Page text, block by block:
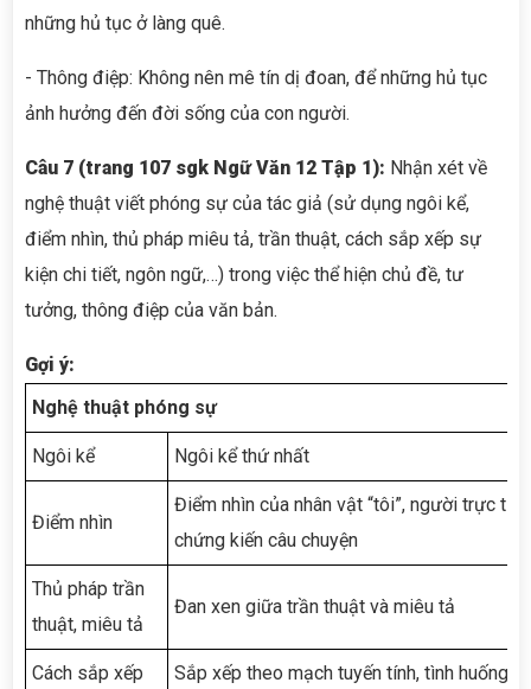
những hủ tục ở làng quê.
- Thông điệp: Không nên mê tín dị đoan, để những hủ tục
ảnh hưởng đến đời sống của con người.
Câu 7 (trang 107 sgk Ngữ Văn 12 Tập 1): Nhận xét về
nghệ thuật viết phóng sự của tác giả (sử dụng ngôi kể,
điểm nhìn, thủ pháp miêu tả, trần thuật, cách sắp xếp sự
kiện chi tiết, ngôn ngữ,…) trong việc thể hiện chủ đề, tư
tưởng, thông điệp của văn bản.
Gợi ý:
Nghệ thuật phóng sự
Ngôi kể Ngôi kể thứ nhất
Điểm nhìn
Điểm nhìn của nhân vật “tôi”, người trực tiếp
chứng kiến câu chuyện
Thủ pháp trần
thuật, miêu tả
Đan xen giữa trần thuật và miêu tả
Cách sắp xếp
Sắp xếp theo mạch tuyến tính, tình huống/